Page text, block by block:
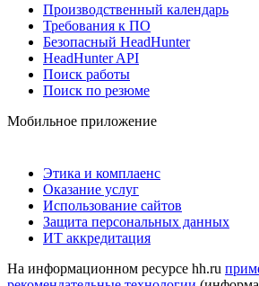
Производственный календарь
Требования к ПО
Безопасный HeadHunter
HeadHunter API
Поиск работы
Поиск по резюме
Мобильное приложение
Этика и комплаенс
Оказание услуг
Использование сайтов
Защита персональных данных
ИТ аккредитация
На информационном ресурсе hh.ru